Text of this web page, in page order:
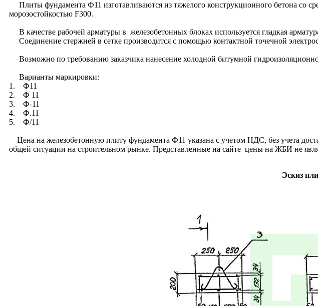
Плиты фундамента Ф11 изготавливаются из тяжелого конструкционного бетона со
морозостойкостью F300.
В качестве рабочей арматуры в железобетонных блоках используется гладкая
Соединение стержней в сетке производится с помощью контактной точечной
Возможно по требованию заказчика нанесение холодной битумной
Варианты маркировки:
1. Ф11
2. Ф 11
3. Ф-11
4. Ф.11
5. Ф/11
Цена на железобетонную плиту фундамента Ф11 указана с учетом НДС, без учета
общей ситуации на строительном рынке. Представленные на сайте цены на ЖБИ не
Эскиз